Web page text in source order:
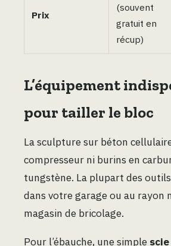
Prix
(souvent
gratuit en
récup)
L’équipement
pour tailler le bloc
La sculpture sur béton
compresseur ni burins en
tungstène. La plupart des
dans votre garage ou au rayon
magasin de bricolage.
Pour l’ébauche, une simple